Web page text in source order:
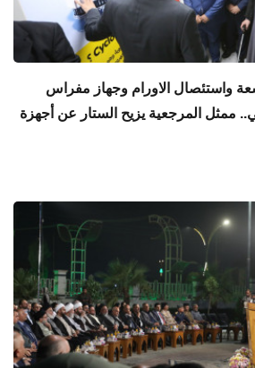
واستئصال الاورام وجهاز مفراس
ممثل المرجعية يزيح الستار عن أجهزة